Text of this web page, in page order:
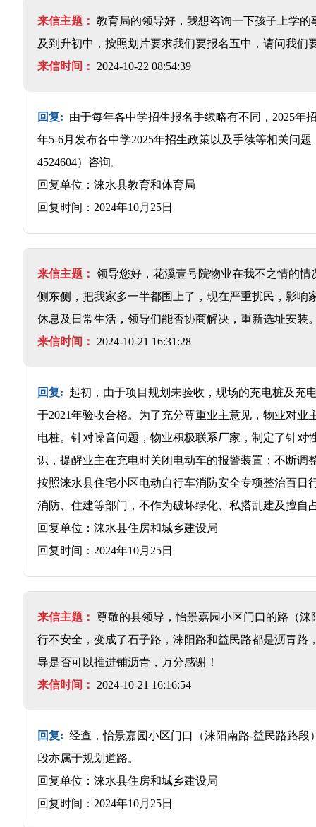
来信主题： 教育局的领导好，我想咨询一下孩子上学
及到升初中，按照划片要求我们要报名五中，请问我们
来信时间：
2024-10-22 08:54:39
回复: 由于每年各中学招生报名手续略有不同，2025年
年5-6月发布各中学2025年招生政策以及手续等相关问
4524604）咨询。
回复单位：涞水县教育和体育局
回复时间：2024年10月25日
来信主题： 领导您好，花溪壹号院物业在我不之情的
侧东侧，把我家多一半都围上了，现在严重扰民，影
休息及日常生活，领导们能否协商解决，重新选址安装
来信时间：
2024-10-21 16:31:28
回复: 起初，由于项目规划未验收，现场的充电桩及充
于2021年验收合格。为了充分尊重业主意见，物业对
电桩。针对噪音问题，物业积极联系厂家，制定了针
识，提醒业主在充电时关闭电动车的报警装置；不断
按照涞水县住宅小区电动自行车消防安全专项整治百
消防、住建等部门，不作为破坏绿化、私搭乱建及擅自
回复单位：涞水县住房和城乡建设局
回复时间：2024年10月25日
来信主题： 尊敬的县领导，怡景嘉园小区门口的路（
行不安全，变成了石子路，涞阳路和益民路都是沥青
导是否可以推进铺沥青，万分感谢！
来信时间：
2024-10-21 16:16:54
回复: 经查，怡景嘉园小区门口（涞阳南路-益民路路
段亦属于规划道路。
回复单位：涞水县住房和城乡建设局
回复时间：2024年10月25日